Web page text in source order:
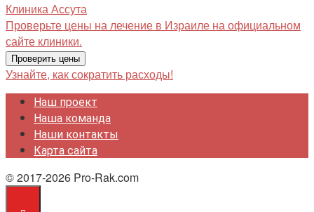
КлиникаАссута
Проверьте цены на лечение в Израиле на официальном
сайте клиники.
Проверить цены
Узнайте, как сократить расходы!
Наш проект
Наша команда
Наши контакты
Карта сайта
© 2017-2026 Pro-Rak.com